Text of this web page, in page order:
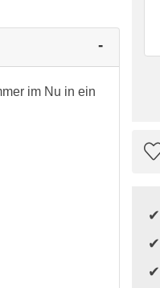
im Nu in ein